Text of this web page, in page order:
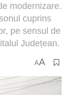
modernizare.
cuprins
pe sensul de
Județean.
AA